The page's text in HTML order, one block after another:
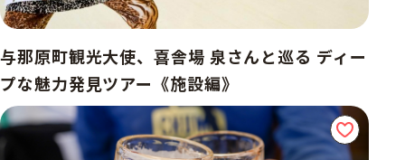
与那原町観光大使、喜舎場 泉さんと巡る ディー
プな魅力発見ツアー《施設編》